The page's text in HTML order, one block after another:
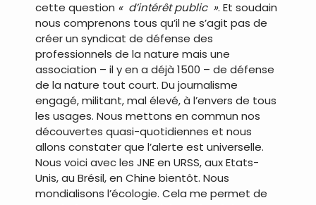
cette question « d’intérêt public ». Et soudain
nous comprenons tous qu’il ne s’agit pas de
créer un syndicat de défense des
professionnels de la nature mais une
association – il y en a déjà 1500 – de défense
de la nature tout court. Du journalisme
engagé, militant, mal élevé, à l’envers de tous
les usages. Nous mettons en commun nos
découvertes quasi-quotidiennes et nous
allons constater que l’alerte est universelle.
Nous voici avec les JNE en URSS, aux Etats-
Unis, au Brésil, en Chine bientôt. Nous
mondialisons l’écologie. Cela me permet de